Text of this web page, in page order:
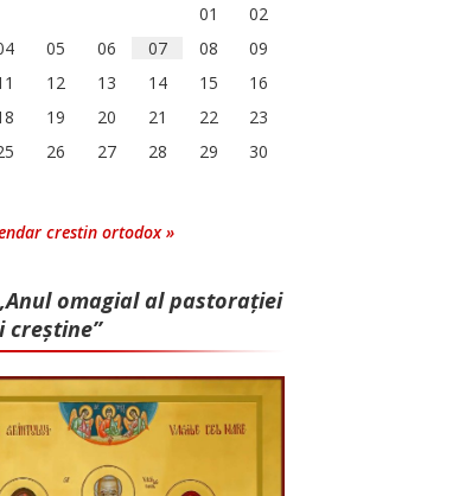
01
02
05 06 07 08
09
12 13 14 15
16
19 20 21 22
23
26 27 28 29
30
crestin ortodox »
omagial al pastorației
creștine”